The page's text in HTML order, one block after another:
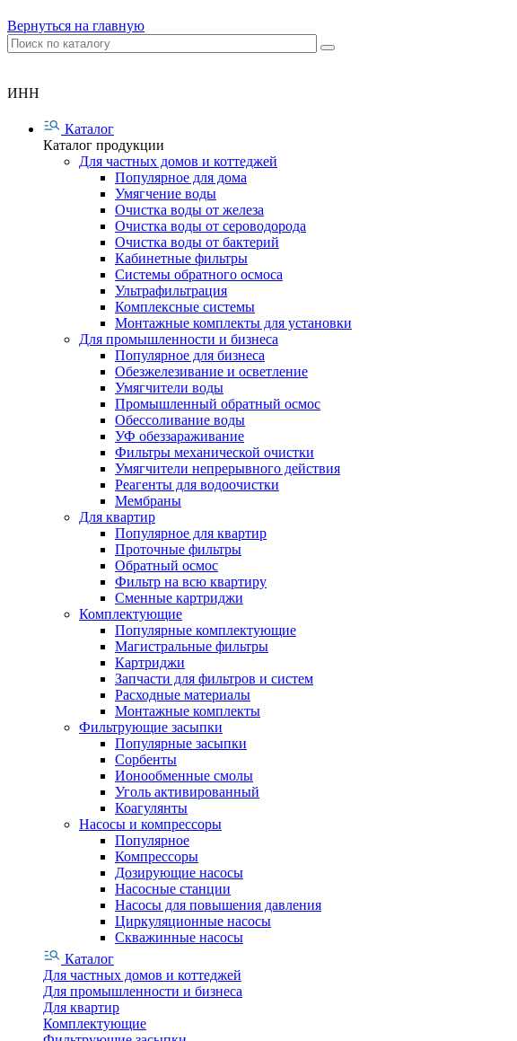
Вернуться на главную
ИНН
Каталог
Каталог продукции
Для частных домов и коттеджей
Популярное для дома
Умягчение воды
Очистка воды от железа
Очистка воды от сероводорода
Очистка воды от бактерий
Кабинетные фильтры
Системы обратного осмоса
Ультрафильтрация
Комплексные системы
Монтажные комплекты для установки
Для промышленности и бизнеса
Популярное для бизнеса
Обезжелезивание и осветление
Умягчители воды
Промышленный обратный осмос
Обессоливание воды
УФ обеззараживание
Фильтры механической очистки
Умягчители непрерывного действия
Реагенты для водоочистки
Мембраны
Для квартир
Популярное для квартир
Проточные фильтры
Обратный осмос
Фильтр на всю квартиру
Сменные картриджи
Комплектующие
Популярные комплектующие
Магистральные фильтры
Картриджи
Запчасти для фильтров и систем
Расходные материалы
Монтажные комплекты
Фильтрующие засыпки
Популярные засыпки
Сорбенты
Ионообменные смолы
Уголь активированный
Коагулянты
Насосы и компрессоры
Популярное
Компрессоры
Дозирующие насосы
Насосные станции
Насосы для повышения давления
Циркуляционные насосы
Скважинные насосы
Каталог
Для частных домов и коттеджей
Для промышленности и бизнеса
Для квартир
Комплектующие